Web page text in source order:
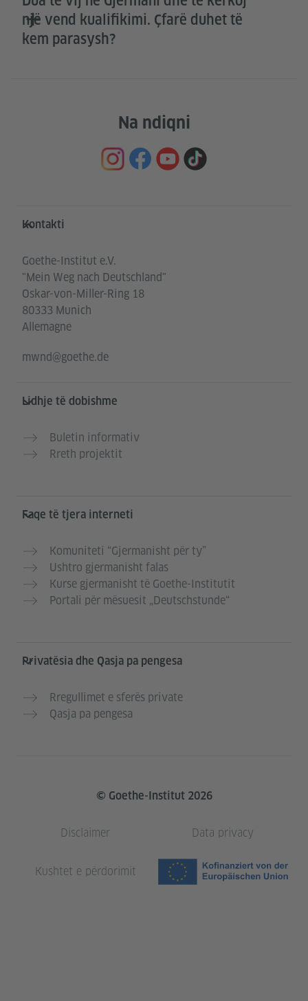
një vend kualifikimi. Çfarë duhet të
kem parasysh?
Na ndiqni
Service- und Informationsbereich
Kontakti
Goethe-Institut e.V.
"Mein Weg nach Deutschland"
Oskar-von-Miller-Ring 18
80333 Munich
Allemagne
mwnd@goethe.de
Lidhje të dobishme
Buletin informativ
Rreth projektit
Faqe të tjera interneti
Komuniteti “Gjermanisht për ty”
Ushtro gjermanisht falas
Kurse gjermanisht të Goethe-Institutit
Portali për mësuesit „Deutschstunde“
Privatësia dhe Qasja pa pengesa
Rregullimet e sferës private
Qasja pa pengesa
© Goethe-Institut 2026
Disclaimer Data privacy
Kushtet e përdorimit